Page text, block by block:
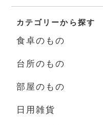
カテゴリーから探す
食卓のもの
食卓のものの一覧
器
グラス・カップ
台所のもの
台所のものの一覧
調理道具
部屋のもの
部屋のものの一覧
日用雑貨